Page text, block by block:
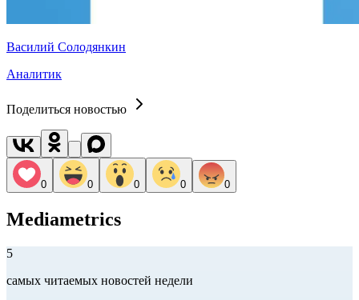
Василий Солодянкин
Аналитик
Поделиться новостью
0 0 0 0 0
Mediametrics
5
самых читаемых новостей недели